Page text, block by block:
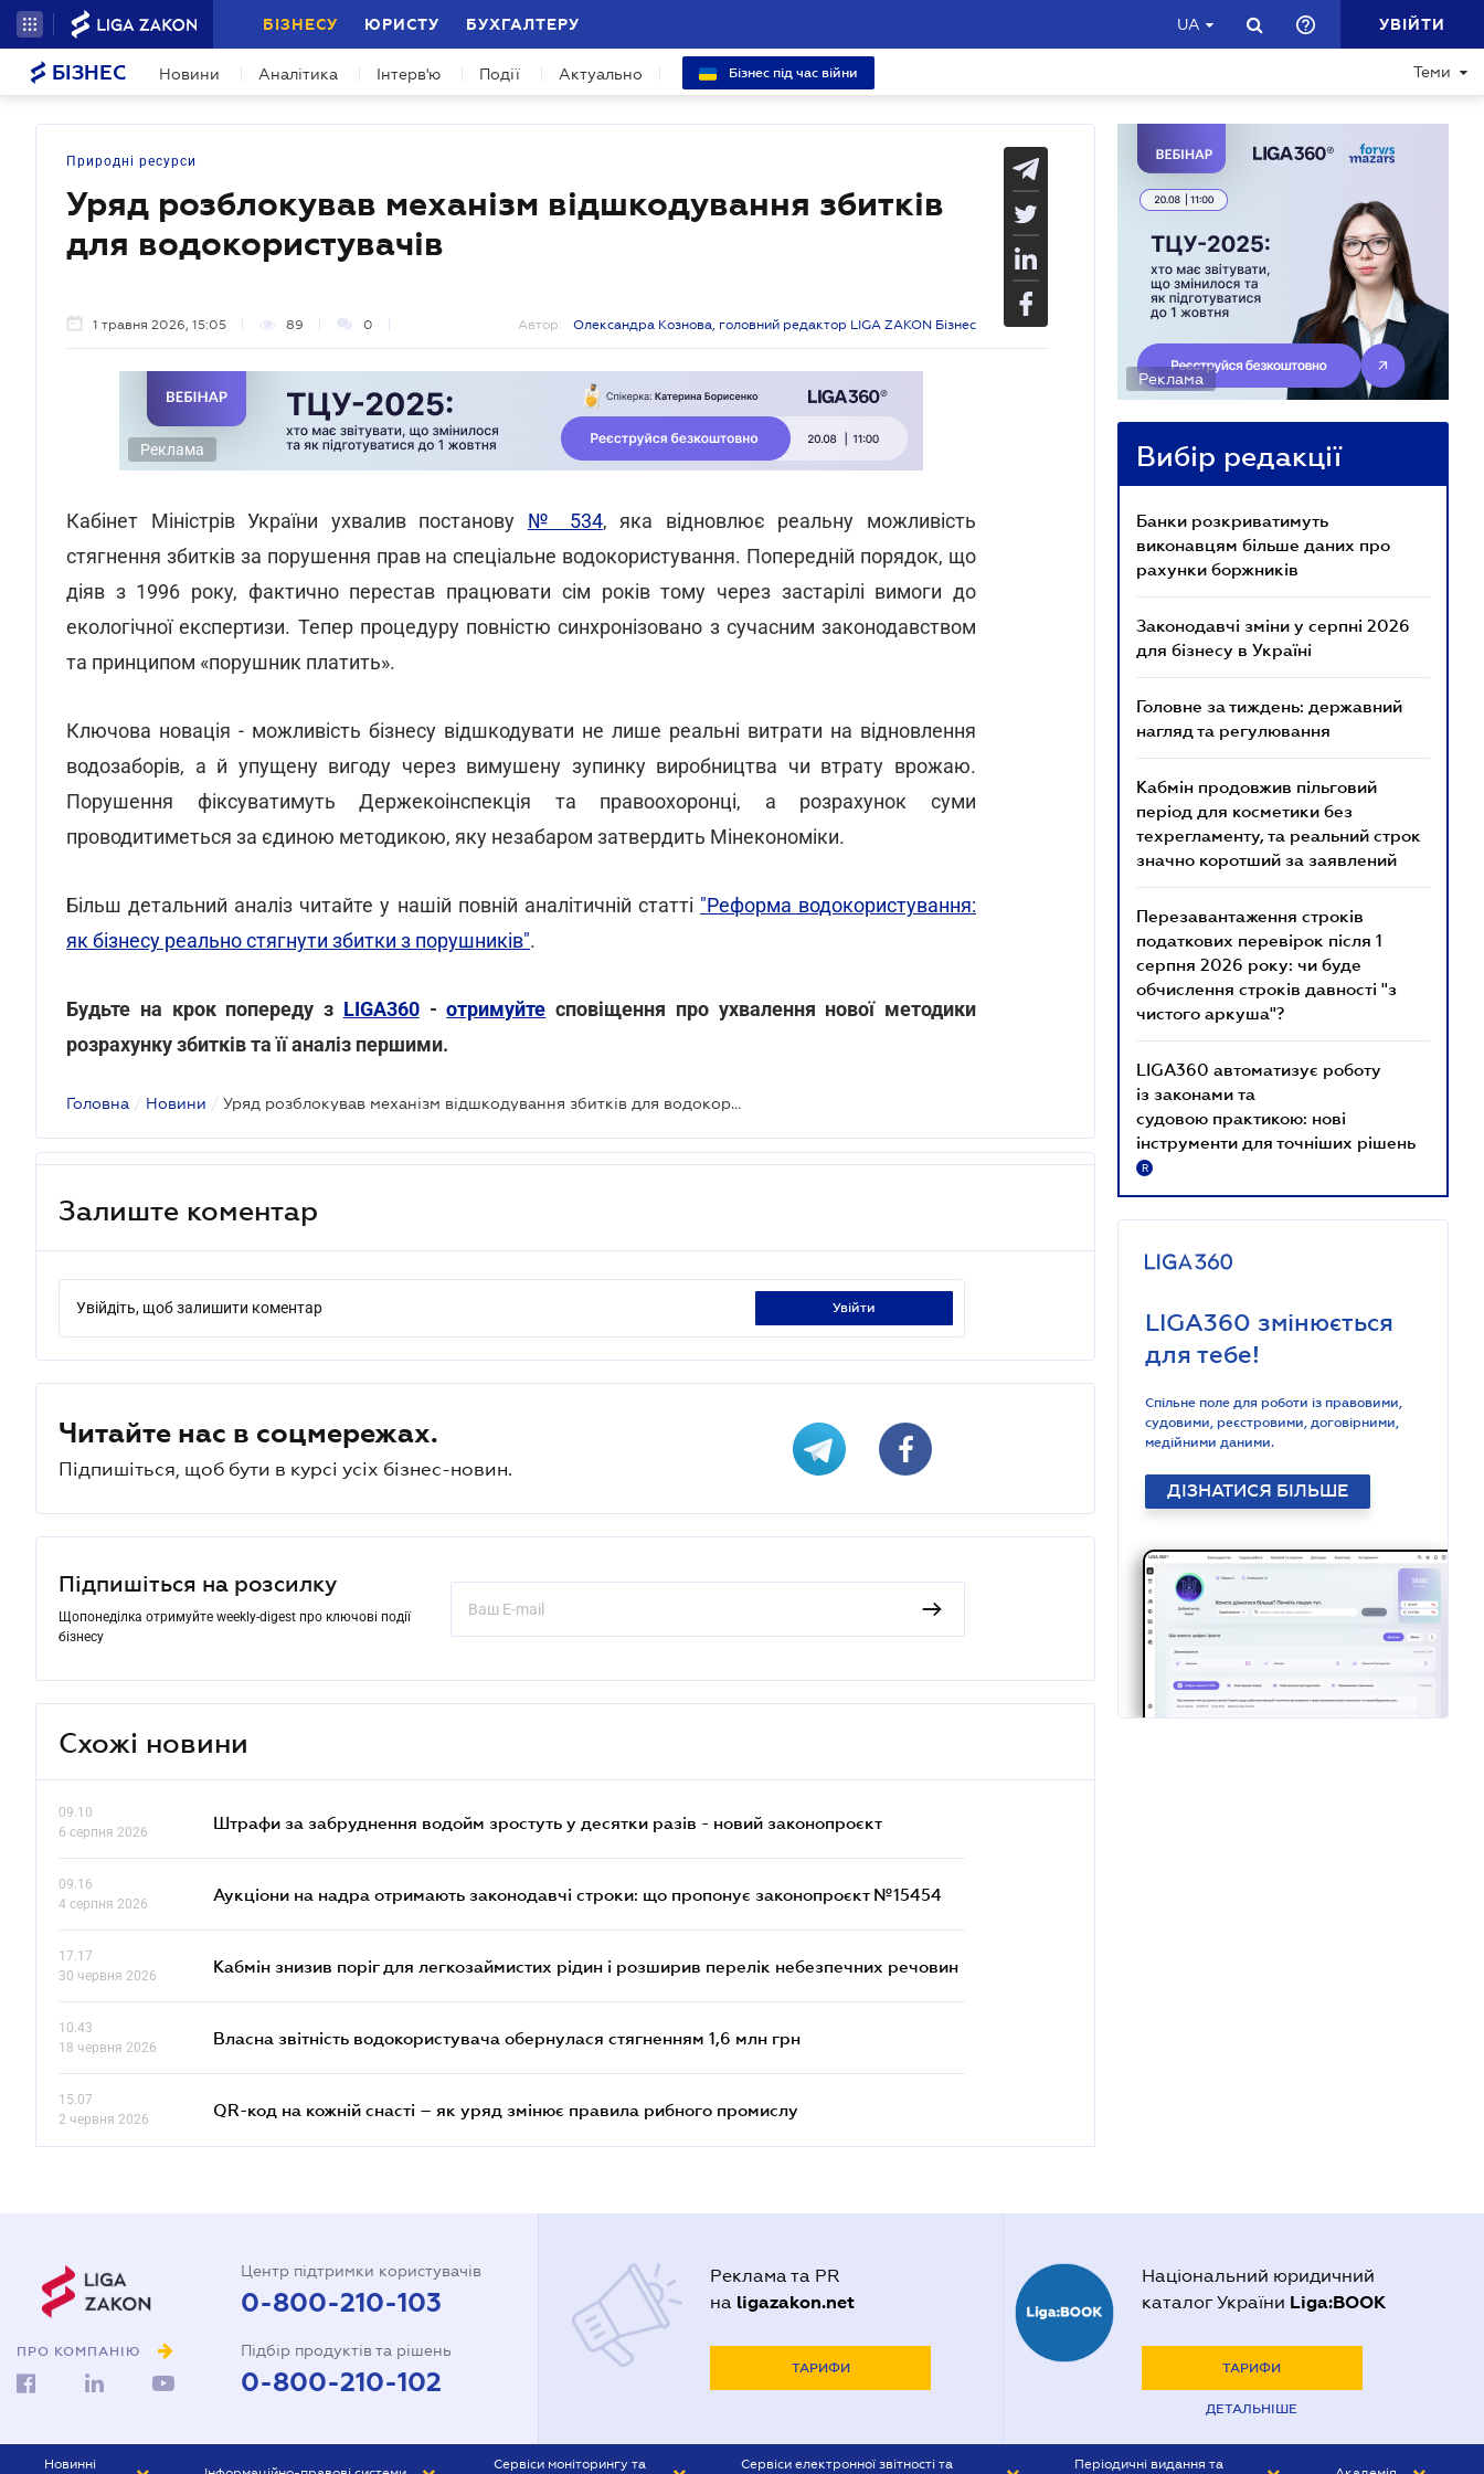
БІЗНЕСУ ЮРИСТУ БУХГАЛТЕРУ UA УВІЙТИ
БІЗНЕС Новини Аналітика Інтерв'ю Події Актуально Бізнес під час війни Теми
Природні ресурси
Уряд розблокував механізм відшкодування збитків
для водокористувачів
1 травня 2026, 15:05 89 0 Автор: Олександра Кознова, головний редактор LIGA ZAKON Бізнес
Реклама
Кабінет Міністрів України ухвалив постанову № 534, яка відновлює реальну можливість
стягнення збитків за порушення прав на спеціальне водокористування. Попередній порядок, що
діяв з 1996 року, фактично перестав працювати сім років тому через застарілі вимоги до
екологічної експертизи. Тепер процедуру повністю синхронізовано з сучасним законодавством
та принципом «порушник платить».
Ключова новація - можливість бізнесу відшкодувати не лише реальні витрати на відновлення
водозаборів, а й упущену вигоду через вимушену зупинку виробництва чи втрату врожаю.
Порушення фіксуватимуть Держекоінспекція та правоохоронці, а розрахунок суми
проводитиметься за єдиною методикою, яку незабаром затвердить Мінекономіки.
Більш детальний аналіз читайте у нашій повній аналітичній статті "Реформа водокористування:
як бізнесу реально стягнути збитки з порушників".
Будьте на крок попереду з LIGA360-отримуйте сповіщення про ухвалення нової методики
розрахунку збитків та її аналіз першими.
Головна / Новини / Уряд розблокував механізм відшкодування збитків для водокористувачів
Залиште коментар
Увійдіть, щоб залишити коментар увійти
Читайте нас в соцмережах.
Підпишіться, щоб бути в курсі усіх бізнес-новин.
Підпишіться на розсилку
Щопонеділка отримуйте weekly-digest про ключові події
бізнесу
Схожі новини
09.10
6 серпня 2026
Штрафи за забруднення водойм зростуть у десятки разів - новий законопроєкт
09.16
4 серпня 2026
Аукціони на надра отримають законодавчі строки: що пропонує законопроєкт №15454
17.17
30 червня 2026
Кабмін знизив поріг для легкозаймистих рідин і розширив перелік небезпечних речовин
10.43
18 червня 2026
Власна звітність водокористувача обернулася стягненням 1,6 млн грн
15.07
2 червня 2026
QR-код на кожній снасті – як уряд змінює правила рибного промислу
Реклама
Вибір редакції
Банки розкриватимуть
виконавцям більше даних про
рахунки боржників
Законодавчі зміни у серпні 2026
для бізнесу в Україні
Головне за тиждень: державний
нагляд та регулювання
Кабмін продовжив пільговий
період для косметики без
техрегламенту, та реальний строк
значно коротший за заявлений
Перезавантаження строків
податкових перевірок після 1
серпня 2026 року: чи буде
обчислення строків давності "з
чистого аркуша"?
LIGA360 автоматизує роботу
із законами та
судовою практикою: нові
інструменти для точніших рішень
R
LIGA360 змінюється
для тебе!
Спільне поле для роботи із правовими,
судовими, реєстровими, договірними,
медійними даними.
ДІЗНАТИСЯ БІЛЬШЕ
ПРО КОМПАНІЮ
Центр підтримки користувачів
0-800-210-103
Підбір продуктів та рішень
0-800-210-102
Реклама та PR
на ligazakon.net
ТАРИФИ
Національний юридичний
каталог України Liga:BOOK
ТАРИФИ
ДЕТАЛЬНІШЕ
Новинні Сервіси моніторингу та Сервіси електронної звітності та Періодичні видання та